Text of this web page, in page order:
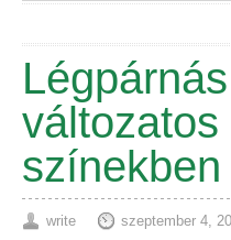
változatos
színekben
write szeptember 4,